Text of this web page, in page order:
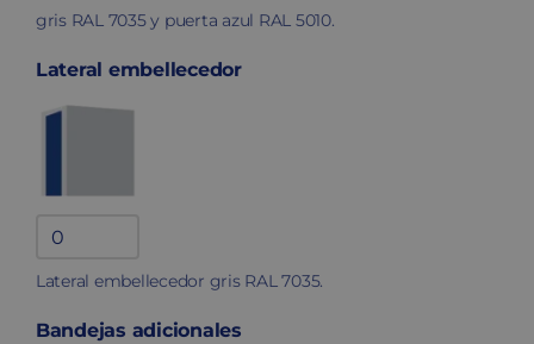
gris RAL 7035 y puerta azul RAL 5010.
Lateral embellecedor
Lateral
embellecedor
Lateral embellecedor gris RAL 7035.
Bandejas adicionales